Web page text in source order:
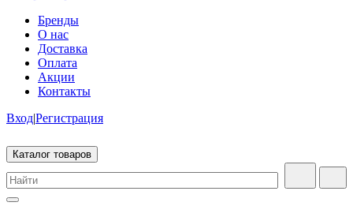
Бренды
О нас
Доставка
Оплата
Акции
Контакты
Вход|Регистрация
Каталог товаров